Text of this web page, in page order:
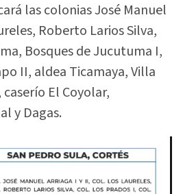
las colonias José Manuel
Roberto Larios Silva,
Bosques de Jucutuma I,
II, aldea Ticamaya, Villa
El Coyolar,
y Dagas.